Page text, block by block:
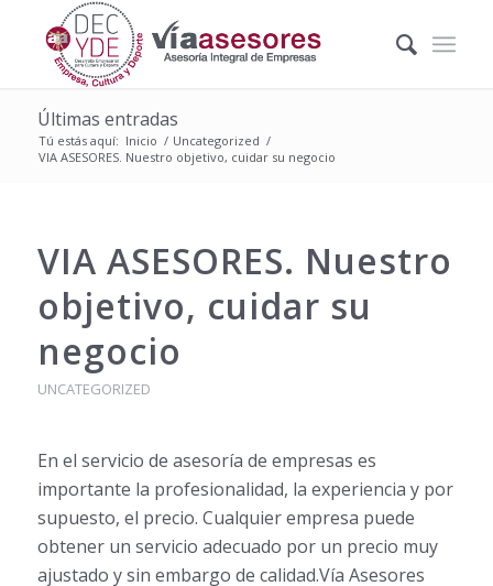
Últimas entradas
Tú estás aquí: Inicio / Uncategorized /
VIA ASESORES. Nuestro objetivo, cuidar su negocio
VIA ASESORES. Nuestro
objetivo, cuidar su
negocio
UNCATEGORIZED
En el servicio de asesoría de empresas es
importante la profesionalidad, la experiencia y por
supuesto, el precio. Cualquier empresa puede
obtener un servicio adecuado por un precio muy
ajustado y sin embargo de calidad.Vía Asesores